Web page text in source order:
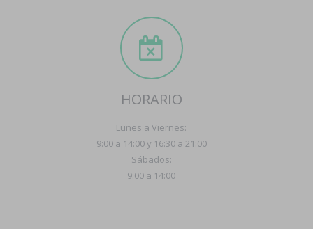
HORARIO
Lunes a Viernes:
9:00 a 14:00 y 16:30 a 21:00
Sábados:
9:00 a 14:00